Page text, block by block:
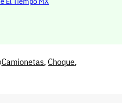
Camionetas, Choque,